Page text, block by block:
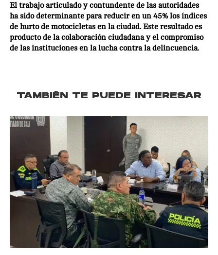
El trabajo articulado y contundente de las autoridades
ha sido determinante para reducir en un 45% los índices
de hurto de motocicletas en la ciudad. Este resultado es
producto de la colaboración ciudadana y el compromiso
de las instituciones en la lucha contra la delincuencia.
TAMBIÉN TE PUEDE INTERESAR